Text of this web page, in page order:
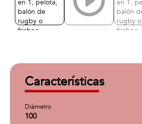
Características
Diámetro
100